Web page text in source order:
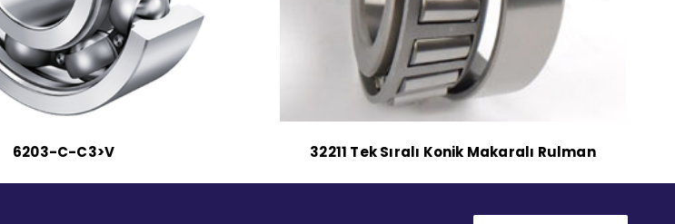
6203-C-C3>V 32211 Tek Sıralı Konik Makaralı Rulman